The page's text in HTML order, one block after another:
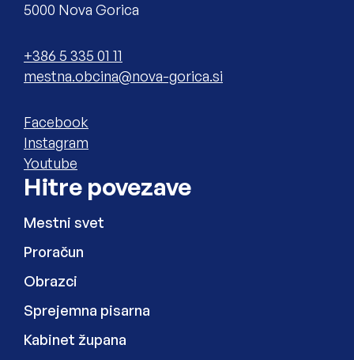
5000 Nova Gorica
Telefon
+386 5 335 01 11
Elektronski naslov
Zunanja povezava na
Facebook
Zunanja povezava na
Instagram
Zunanja povezava na
Youtube
Hitre povezave
Mestni svet
Proračun
Obrazci
Sprejemna pisarna
Kabinet župana